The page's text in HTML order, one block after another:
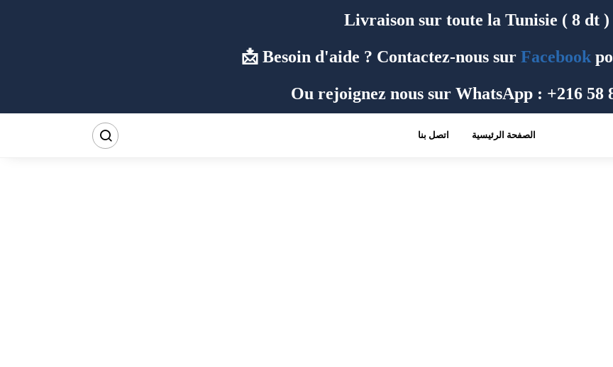
Livraison sur toute la Tunisie ( 8 dt )
Besoin d'aide ? Contactez-nous sur Facebook
Ou rejoignez nous sur WhatsApp : +216 58
الصفحة الرئيسية اتصل بنا